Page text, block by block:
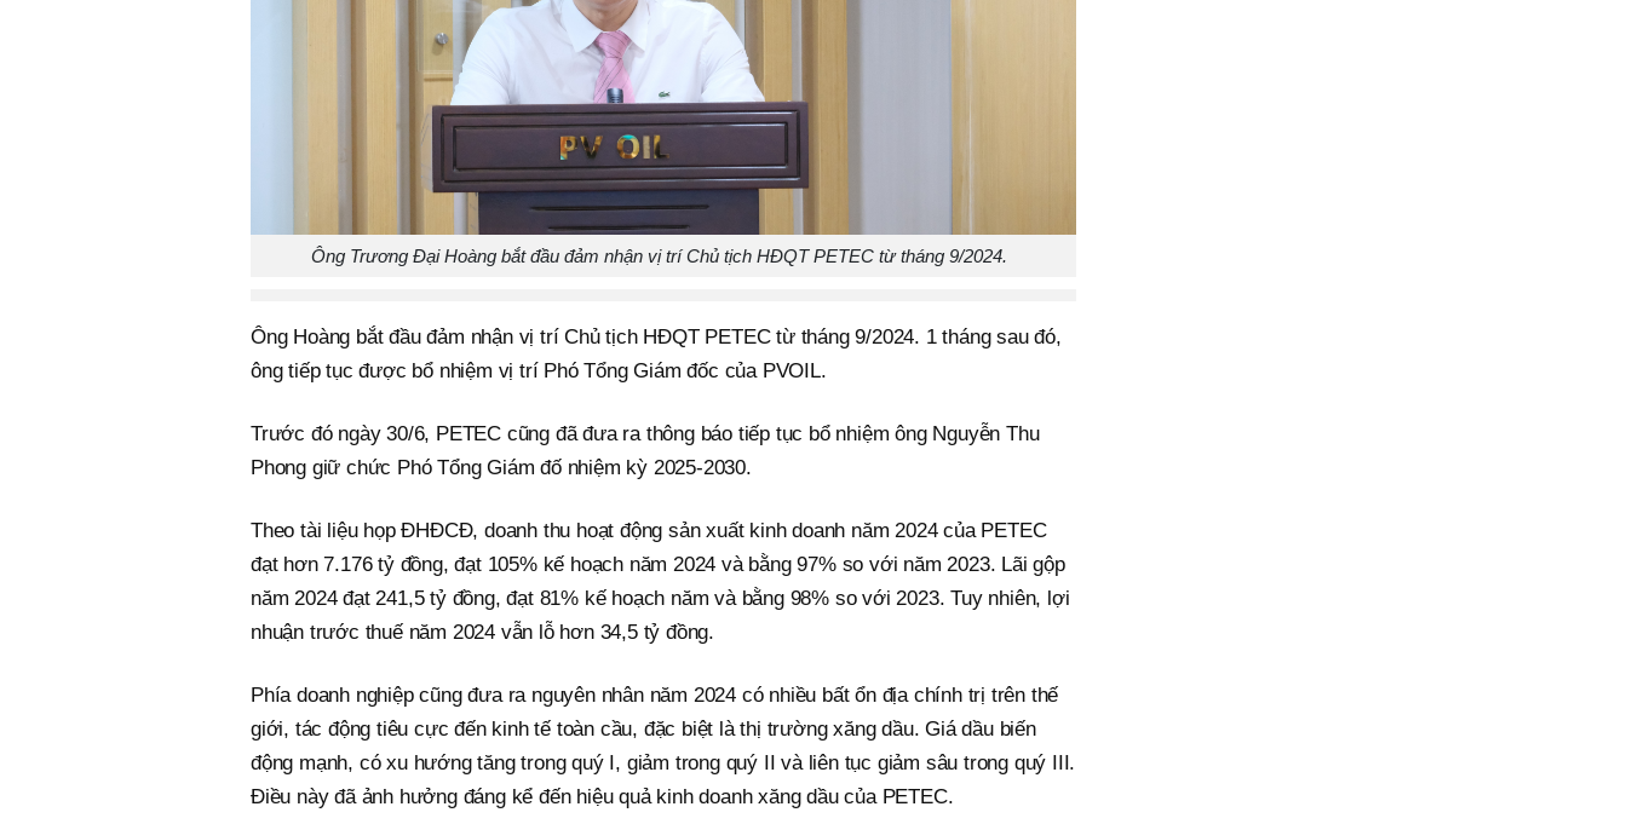
Ông Trương Đại Hoàng bắt đầu đảm nhận vị trí Chủ tịch HĐQT PETEC từ tháng 9/2024.
Ông Hoàng bắt đầu đảm nhận vị trí Chủ tịch HĐQT PETEC từ tháng 9/2024. 1 tháng sau đó,
ông tiếp tục được bổ nhiệm vị trí Phó Tổng Giám đốc của PVOIL.
Trước đó ngày 30/6, PETEC cũng đã đưa ra thông báo tiếp tục bổ nhiệm ông Nguyễn Thu
Phong giữ chức Phó Tổng Giám đố nhiệm kỳ 2025-2030.
Theo tài liệu họp ĐHĐCĐ, doanh thu hoạt động sản xuất kinh doanh năm 2024 của PETEC
đạt hơn 7.176 tỷ đồng, đạt 105% kế hoạch năm 2024 và bằng 97% so với năm 2023. Lãi gộp
năm 2024 đạt 241,5 tỷ đồng, đạt 81% kế hoạch năm và bằng 98% so với 2023. Tuy nhiên, lợi
nhuận trước thuế năm 2024 vẫn lỗ hơn 34,5 tỷ đồng.
Phía doanh nghiệp cũng đưa ra nguyên nhân năm 2024 có nhiều bất ổn địa chính trị trên thế
giới, tác động tiêu cực đến kinh tế toàn cầu, đặc biệt là thị trường xăng dầu. Giá dầu biến
động mạnh, có xu hướng tăng trong quý I, giảm trong quý II và liên tục giảm sâu trong quý III.
Điều này đã ảnh hưởng đáng kể đến hiệu quả kinh doanh xăng dầu của PETEC.